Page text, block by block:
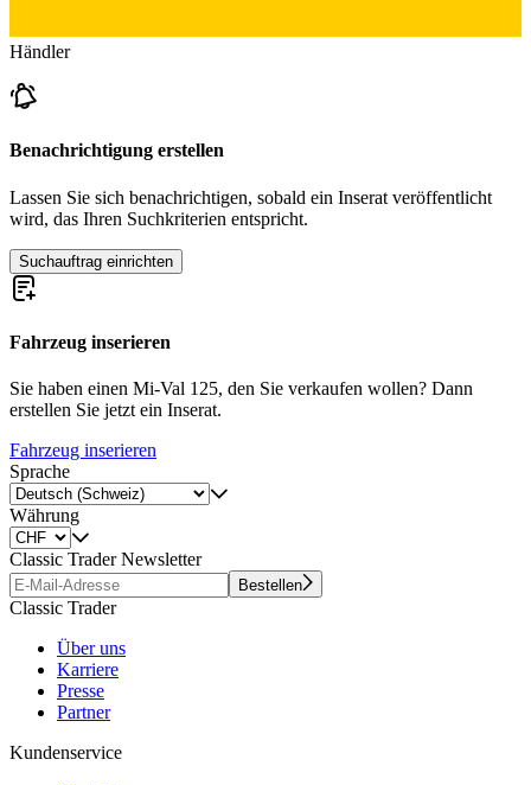
Händler
Benachrichtigung erstellen
Lassen Sie sich benachrichtigen, sobald ein Inserat veröffentlicht
wird, das Ihren Suchkriterien entspricht.
Suchauftrag einrichten
Fahrzeug inserieren
Sie haben einen Mi-Val 125, den Sie verkaufen wollen? Dann
erstellen Sie jetzt ein Inserat.
Fahrzeug inserieren
Sprache
Währung
Classic Trader Newsletter
Bestellen
Classic Trader
Über uns
Karriere
Presse
Partner
Kundenservice